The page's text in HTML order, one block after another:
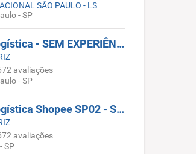
SÃO PAULO - LS
- SP
Auxiliar De Logística - SEM EXPERIÊNCIA - OSASCO / PERUS / MORRO DOCE
avaliações
- SP
Auxiliar De Logística Shopee SP02 - SEM EXPERIÊNCIA
avaliações
SP